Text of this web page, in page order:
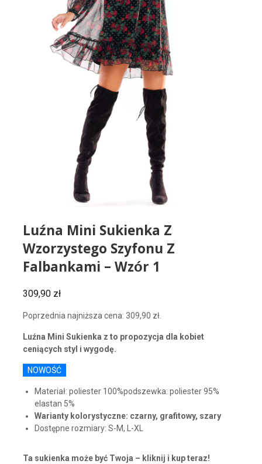
Luźna Mini Sukienka Z
Wzorzystego Szyfonu Z
Falbankami – Wzór 1
309,90 zł
Poprzednia najniższa cena: 309,90 zł.
Luźna Mini Sukienka z to propozycja dla kobiet
ceniących styl i wygodę.
NOWOŚĆ
Materiał: poliester 100%podszewka: poliester 95%
elastan 5%
Warianty kolorystyczne: czarny, grafitowy, szary
Dostępne rozmiary: S-M, L-XL
Ta sukienka może być Twoja – kliknij i kup teraz!